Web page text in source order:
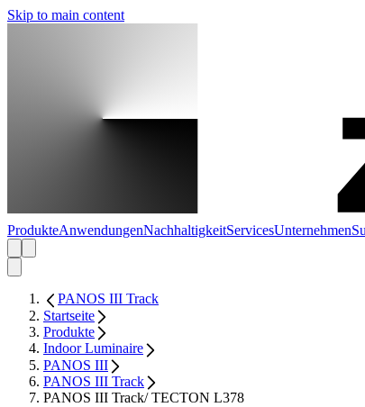
Skip to main content
ProdukteAnwendungenNachhaltigkeitServicesUnternehmen
PANOS III Track
Startseite
Produkte
Indoor Luminaire
PANOS III
PANOS III Track
PANOS III Track/ TECTON L378